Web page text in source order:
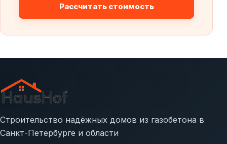
Рассчитать стоимость
Строительство надёжных домов из газобетона в
Санкт-Петербурге и области